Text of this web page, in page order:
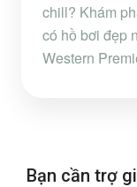
chill? Khám
có hồ bơi đẹp
Western
Bạn cần trợ